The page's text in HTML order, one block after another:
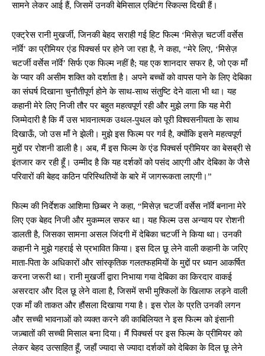
सामने लेकर आई हैं, जिसमें उनकी बेमिसाल एक्टिंग स्किल्स दिखी हैं।
एक्ट्रेस रानी मुखर्जी, जिनकी बेहद सराही गई हिट फिल्म ‘मिसेज़ चटर्जी वर्सेस
नॉर्वे’ का प्रीमियर एंड पिक्चर्स पर होने जा रहा है, ने कहा, “मेरे लिए, ‘मिसेज़
चटर्जी वर्सेस नॉर्वे’ सिर्फ एक फिल्म नहीं है; यह एक शानदार सफर है, जो एक माँ
के प्यार की असीम शक्ति को दर्शाता है। अपने बच्चों को वापस पाने के लिए देबिका
का संघर्ष दिखाना चुनौतीपूर्ण होने के साथ-साथ संतुष्टि देने वाला भी था। यह
कहानी मेरे लिए निजी तौर पर बहुत महत्वपूर्ण रही और मुझे लगा कि यह मेरी
जिम्मेदारी है कि मैं उस भावनात्मक उथल-पुथल को पूरी विश्वसनीयता के साथ
दिखाऊँ, जो उस माँ ने झेली। मुझे इस फिल्म पर गर्व है, क्योंकि इसने महत्वपूर्ण
मुद्दों पर रोशनी डाली है। अब, मैं इस फिल्म के एंड पिक्चर्स प्रीमियर का बेसब्री से
इंतजार कर रही हूँ। उम्मीद है कि यह दर्शकों को पसंद आएगी और देबिका के जैसे
परिवारों की बेहद कठिन परिस्थितियों के बारे में जागरूकता लाएगी।”
फिल्म की निर्देशक आशिमा छिब्बर ने कहा, “मिसेज़ चटर्जी वर्सेस नॉर्वे बनाना मेरे
लिए एक बेहद निजी और मुकम्मल सफर था। यह फिल्म उस अन्याय पर रोशनी
डालती है, जिसका सामना असल जिंदगी में देबिका चटर्जी ने किया था। उनकी
कहानी ने मुझे गहराई से प्रभावित किया। इस दिल छू लेने वाली कहानी के जरिए
माता-पिता के अधिकारों और सांस्कृतिक गलतफहमियों के मुद्दों पर ध्यान आकर्षित
करना जरूरी था। रानी मुखर्जी द्वारा निभाया गया देबिका का किरदार वाकई
असरदार और दिल छू लेने वाला है, जिसमें सभी मुश्किलों के खिलाफ लड़ने वाली
एक माँ की ताकत और हौंसला दिखाया गया है। इस रोल के प्रति उनकी लगन
और सच्ची भावनाओं को व्यक्त करने की काबिलियत ने इस फिल्म को इंसानी
जज़्बातों की सच्ची मिसाल बना दिया। मैं पिक्चर्स पर इस फिल्म के प्रीमियर को
लेकर बेहद उत्साहित हूँ, जहाँ ज्यादा से ज्यादा दर्शकों को देबिका के दिल छू लेने